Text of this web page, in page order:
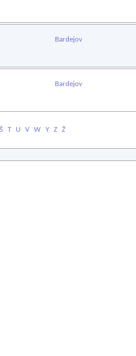
Bardejov
Bardejov
Š T U V W Y Z Ž